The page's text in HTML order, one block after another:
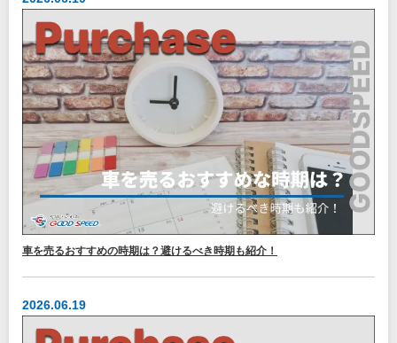
車を売るおすすめの時期は？避けるべき時期も紹介！
2026.06.19